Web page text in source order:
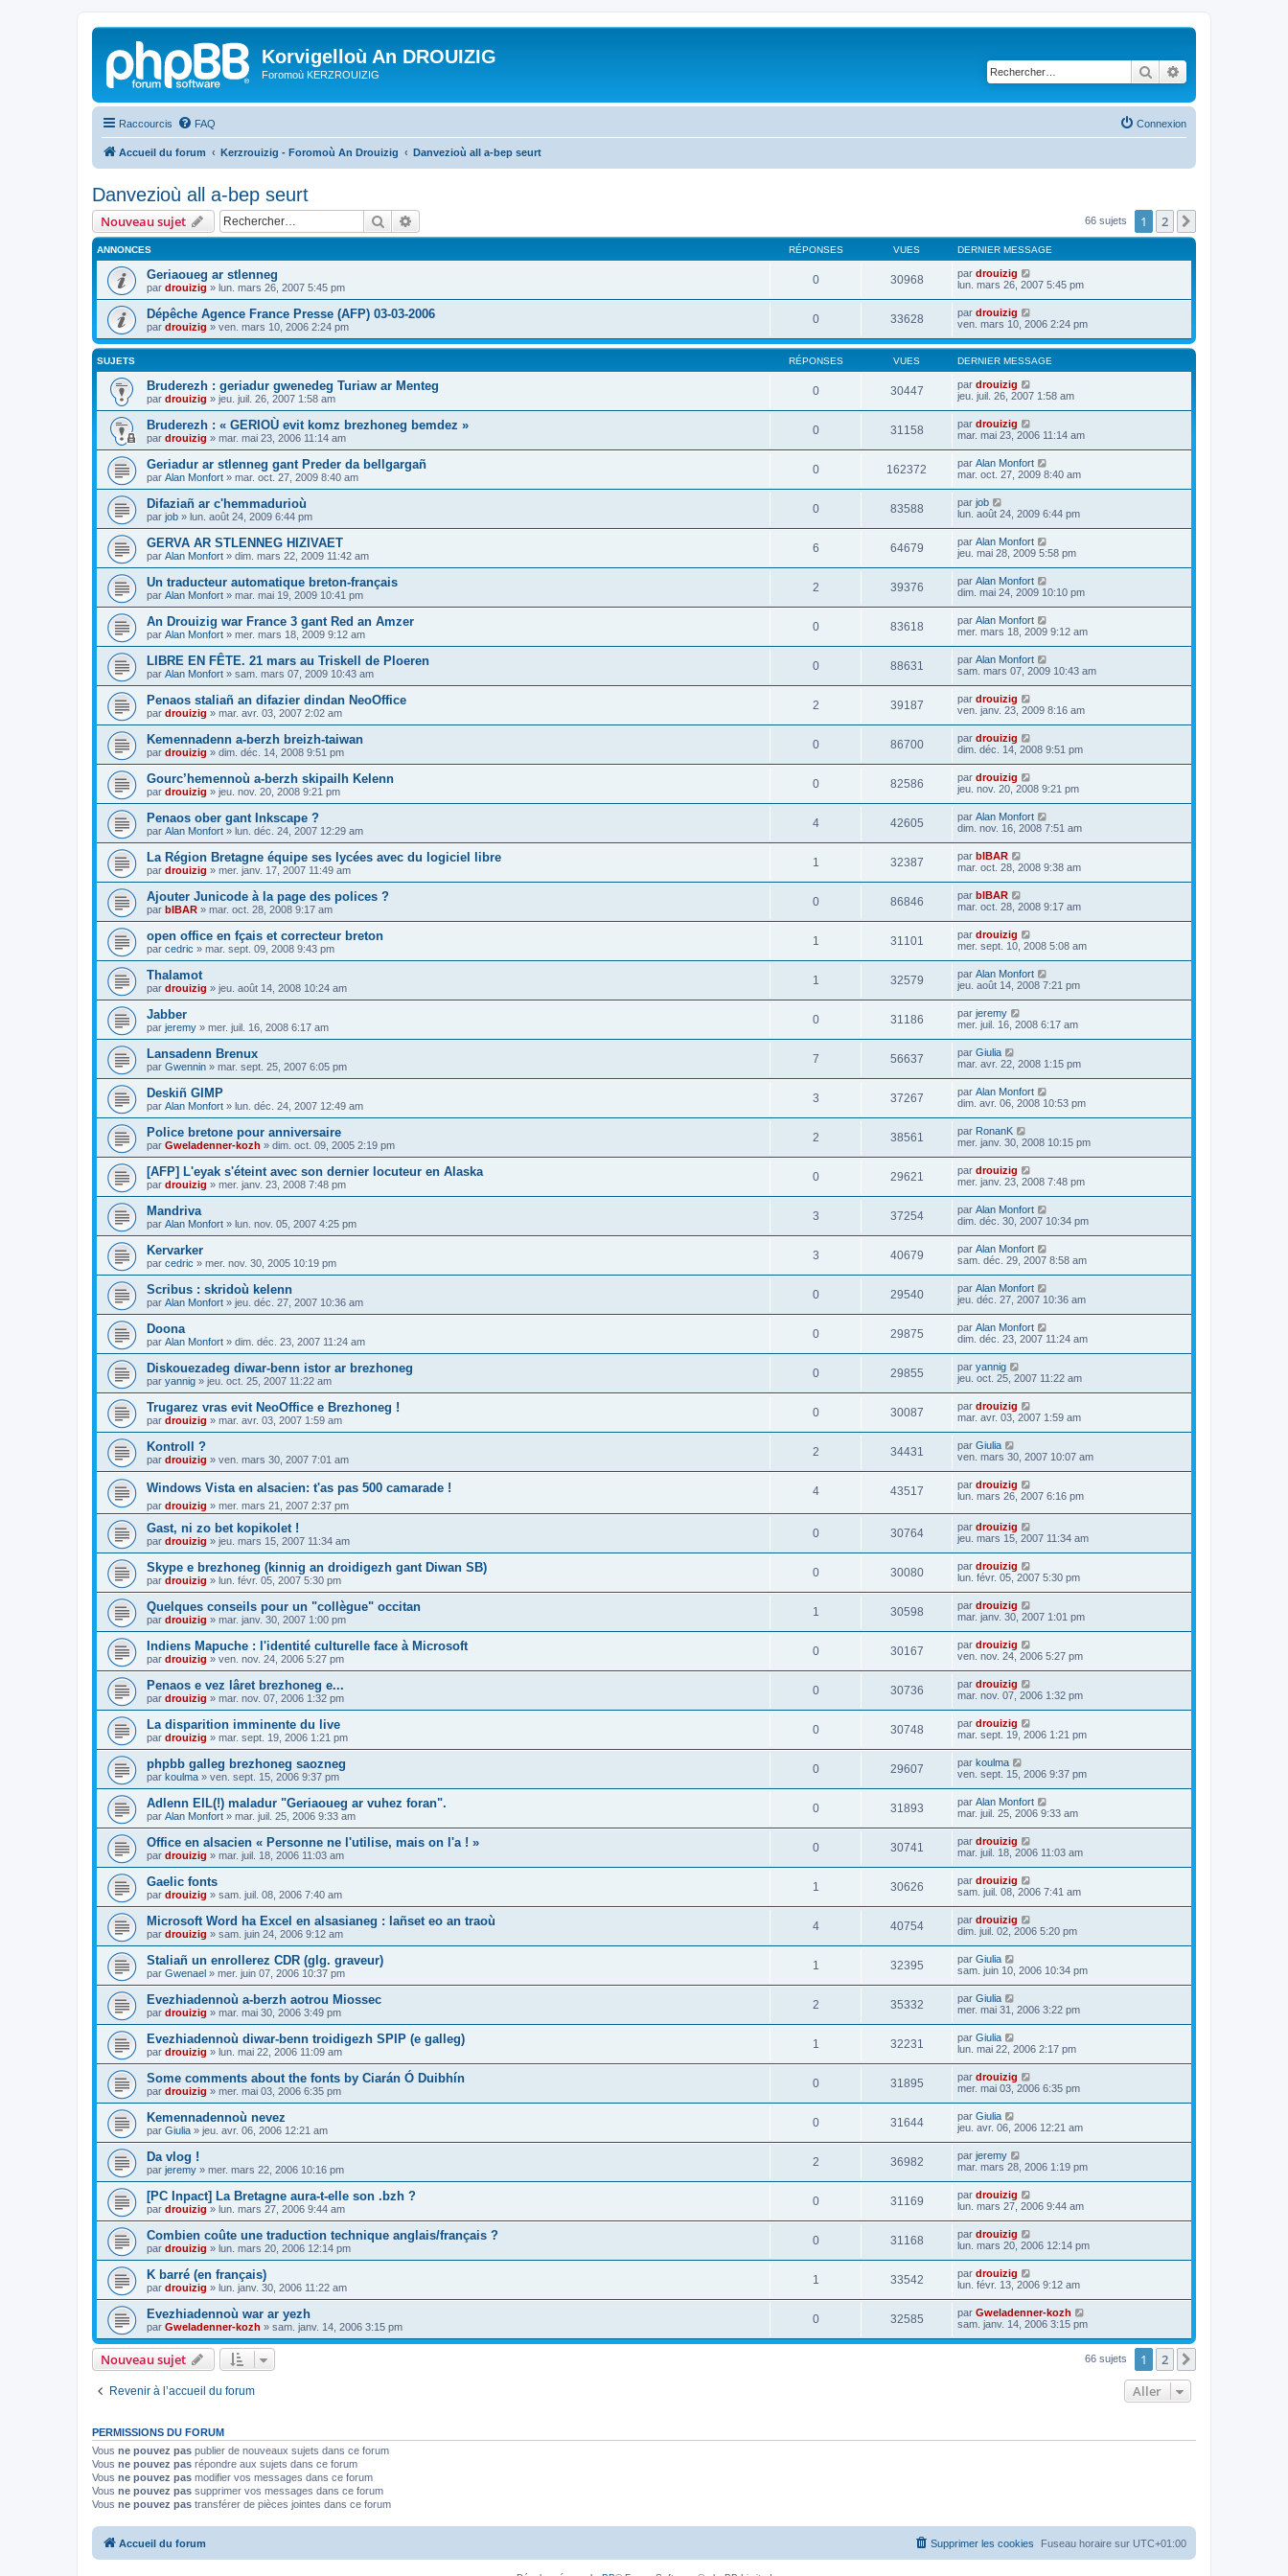
Korvigelloù An DROUIZIG
Foromoù KERZROUIZIG Rechercher
Raccourcis FAQ Connexion
Accueil du forum Kerzrouizig - Foromoù An Drouizig Danvezioù all a-bep seurt
Danvezioù all a-bep seurt
Nouveau sujet Rechercher 66 sujets 1 2
ANNONCES RÉPONSES VUES DERNIER MESSAGE
Geriaoueg ar stlenneg
par drouizig » lun. mars 26, 2007 5:45 pm
0 30968 par drouizig
lun. mars 26, 2007 5:45 pm
Dépêche Agence France Presse (AFP) 03-03-2006
par drouizig » ven. mars 10, 2006 2:24 pm
0 33628 par drouizig
ven. mars 10, 2006 2:24 pm
SUJETS RÉPONSES VUES DERNIER MESSAGE
Bruderezh : geriadur gwenedeg Turiaw ar Menteg
par drouizig » jeu. juil. 26, 2007 1:58 am
0 30447 par drouizig
jeu. juil. 26, 2007 1:58 am
Bruderezh : « GERIOÙ evit komz brezhoneg bemdez »
par drouizig » mar. mai 23, 2006 11:14 am
0 31158 par drouizig
mar. mai 23, 2006 11:14 am
Geriadur ar stlenneg gant Preder da bellgargañ
par Alan Monfort » mar. oct. 27, 2009 8:40 am
0 162372 par Alan Monfort
mar. oct. 27, 2009 8:40 am
Difaziañ ar c'hemmadurioù
par job » lun. août 24, 2009 6:44 pm
0 83588 par job
lun. août 24, 2009 6:44 pm
GERVA AR STLENNEG HIZIVAET
par Alan Monfort » dim. mars 22, 2009 11:42 am
6 64679 par Alan Monfort
jeu. mai 28, 2009 5:58 pm
Un traducteur automatique breton-français
par Alan Monfort » mar. mai 19, 2009 10:41 pm
2 39376 par Alan Monfort
dim. mai 24, 2009 10:10 pm
An Drouizig war France 3 gant Red an Amzer
par Alan Monfort » mer. mars 18, 2009 9:12 am
0 83618 par Alan Monfort
mer. mars 18, 2009 9:12 am
LIBRE EN FÊTE. 21 mars au Triskell de Ploeren
par Alan Monfort » sam. mars 07, 2009 10:43 am
0 88631 par Alan Monfort
sam. mars 07, 2009 10:43 am
Penaos staliañ an difazier dindan NeoOffice
par drouizig » mar. avr. 03, 2007 2:02 am
2 39187 par drouizig
ven. janv. 23, 2009 8:16 am
Kemennadenn a-berzh breizh-taiwan
par drouizig » dim. déc. 14, 2008 9:51 pm
0 86700 par drouizig
dim. déc. 14, 2008 9:51 pm
Gourc’hemennoù a-berzh skipailh Kelenn
par drouizig » jeu. nov. 20, 2008 9:21 pm
0 82586 par drouizig
jeu. nov. 20, 2008 9:21 pm
Penaos ober gant Inkscape ?
par Alan Monfort » lun. déc. 24, 2007 12:29 am
4 42605 par Alan Monfort
dim. nov. 16, 2008 7:51 am
La Région Bretagne équipe ses lycées avec du logiciel libre
par drouizig » mer. janv. 17, 2007 11:49 am
1 32387 par bIBAR
mar. oct. 28, 2008 9:38 am
Ajouter Junicode à la page des polices ?
par bIBAR » mar. oct. 28, 2008 9:17 am
0 86846 par bIBAR
mar. oct. 28, 2008 9:17 am
open office en fçais et correcteur breton
par cedric » mar. sept. 09, 2008 9:43 pm
1 31101 par drouizig
mer. sept. 10, 2008 5:08 am
Thalamot
par drouizig » jeu. août 14, 2008 10:24 am
1 32579 par Alan Monfort
jeu. août 14, 2008 7:21 pm
Jabber
par jeremy » mer. juil. 16, 2008 6:17 am
0 31186 par jeremy
mer. juil. 16, 2008 6:17 am
Lansadenn Brenux
par Gwennin » mar. sept. 25, 2007 6:05 pm
7 56637 par Giulia
mar. avr. 22, 2008 1:15 pm
Deskiñ GIMP
par Alan Monfort » lun. déc. 24, 2007 12:49 am
3 37267 par Alan Monfort
dim. avr. 06, 2008 10:53 pm
Police bretone pour anniversaire
par Gweladenner-kozh » dim. oct. 09, 2005 2:19 pm
2 38561 par RonanK
mer. janv. 30, 2008 10:15 pm
[AFP] L'eyak s'éteint avec son dernier locuteur en Alaska
par drouizig » mer. janv. 23, 2008 7:48 pm
0 29621 par drouizig
mer. janv. 23, 2008 7:48 pm
Mandriva
par Alan Monfort » lun. nov. 05, 2007 4:25 pm
3 37254 par Alan Monfort
dim. déc. 30, 2007 10:34 pm
Kervarker
par cedric » mer. nov. 30, 2005 10:19 pm
3 40679 par Alan Monfort
sam. déc. 29, 2007 8:58 am
Scribus : skridoù kelenn
par Alan Monfort » jeu. déc. 27, 2007 10:36 am
0 29540 par Alan Monfort
jeu. déc. 27, 2007 10:36 am
Doona
par Alan Monfort » dim. déc. 23, 2007 11:24 am
0 29875 par Alan Monfort
dim. déc. 23, 2007 11:24 am
Diskouezadeg diwar-benn istor ar brezhoneg
par yannig » jeu. oct. 25, 2007 11:22 am
0 29855 par yannig
jeu. oct. 25, 2007 11:22 am
Trugarez vras evit NeoOffice e Brezhoneg !
par drouizig » mar. avr. 03, 2007 1:59 am
0 30087 par drouizig
mar. avr. 03, 2007 1:59 am
Kontroll ?
par drouizig » ven. mars 30, 2007 7:01 am
2 34431 par Giulia
ven. mars 30, 2007 10:07 am
Windows Vista en alsacien: t'as pas 500 camarade !
par drouizig » mer. mars 21, 2007 2:37 pm
4 43517 par drouizig
lun. mars 26, 2007 6:16 pm
Gast, ni zo bet kopikolet !
par drouizig » jeu. mars 15, 2007 11:34 am
0 30764 par drouizig
jeu. mars 15, 2007 11:34 am
Skype e brezhoneg (kinnig an droidigezh gant Diwan SB)
par drouizig » lun. févr. 05, 2007 5:30 pm
0 30080 par drouizig
lun. févr. 05, 2007 5:30 pm
Quelques conseils pour un "collègue" occitan
par drouizig » mar. janv. 30, 2007 1:00 pm
1 30598 par drouizig
mar. janv. 30, 2007 1:01 pm
Indiens Mapuche : l'identité culturelle face à Microsoft
par drouizig » ven. nov. 24, 2006 5:27 pm
0 30167 par drouizig
ven. nov. 24, 2006 5:27 pm
Penaos e vez lâret brezhoneg e...
par drouizig » mar. nov. 07, 2006 1:32 pm
0 30736 par drouizig
mar. nov. 07, 2006 1:32 pm
La disparition imminente du live
par drouizig » mar. sept. 19, 2006 1:21 pm
0 30748 par drouizig
mar. sept. 19, 2006 1:21 pm
phpbb galleg brezhoneg saozneg
par koulma » ven. sept. 15, 2006 9:37 pm
0 29607 par koulma
ven. sept. 15, 2006 9:37 pm
Adlenn EIL(!) maladur "Geriaoueg ar vuhez foran".
par Alan Monfort » mar. juil. 25, 2006 9:33 am
0 31893 par Alan Monfort
mar. juil. 25, 2006 9:33 am
Office en alsacien « Personne ne l'utilise, mais on l'a ! »
par drouizig » mar. juil. 18, 2006 11:03 am
0 30741 par drouizig
mar. juil. 18, 2006 11:03 am
Gaelic fonts
par drouizig » sam. juil. 08, 2006 7:40 am
1 30626 par drouizig
sam. juil. 08, 2006 7:41 am
Microsoft Word ha Excel en alsasianeg : lañset eo an traoù
par drouizig » sam. juin 24, 2006 9:12 am
4 40754 par drouizig
dim. juil. 02, 2006 5:20 pm
Staliañ un enrollerez CDR (glg. graveur)
par Gwenael » mer. juin 07, 2006 10:37 pm
1 32395 par Giulia
sam. juin 10, 2006 10:34 pm
Evezhiadennoù a-berzh aotrou Miossec
par drouizig » mar. mai 30, 2006 3:49 pm
2 35332 par Giulia
mer. mai 31, 2006 3:22 pm
Evezhiadennoù diwar-benn troidigezh SPIP (e galleg)
par drouizig » lun. mai 22, 2006 11:09 am
1 32231 par Giulia
lun. mai 22, 2006 2:17 pm
Some comments about the fonts by Ciarán Ó Duibhín
par drouizig » mer. mai 03, 2006 6:35 pm
0 31895 par drouizig
mer. mai 03, 2006 6:35 pm
Kemennadennoù nevez
par Giulia » jeu. avr. 06, 2006 12:21 am
0 31644 par Giulia
jeu. avr. 06, 2006 12:21 am
Da vlog !
par jeremy » mer. mars 22, 2006 10:16 pm
2 36982 par jeremy
mar. mars 28, 2006 1:19 pm
[PC Inpact] La Bretagne aura-t-elle son .bzh ?
par drouizig » lun. mars 27, 2006 9:44 am
0 31169 par drouizig
lun. mars 27, 2006 9:44 am
Combien coûte une traduction technique anglais/français ?
par drouizig » lun. mars 20, 2006 12:14 pm
0 31168 par drouizig
lun. mars 20, 2006 12:14 pm
K barré (en français)
par drouizig » lun. janv. 30, 2006 11:22 am
1 33542 par drouizig
lun. févr. 13, 2006 9:12 am
Evezhiadennoù war ar yezh
par Gweladenner-kozh » sam. janv. 14, 2006 3:15 pm
0 32585 par Gweladenner-kozh
sam. janv. 14, 2006 3:15 pm
Nouveau sujet 66 sujets 1 2
Revenir à l’accueil du forum Aller
PERMISSIONS DU FORUM
Vous ne pouvez pas publier de nouveaux sujets dans ce forum
Vous ne pouvez pas répondre aux sujets dans ce forum
Vous ne pouvez pas modifier vos messages dans ce forum
Vous ne pouvez pas supprimer vos messages dans ce forum
Vous ne pouvez pas transférer de pièces jointes dans ce forum
Accueil du forum Fuseau horaire sur UTC+01:00
Supprimer les cookies